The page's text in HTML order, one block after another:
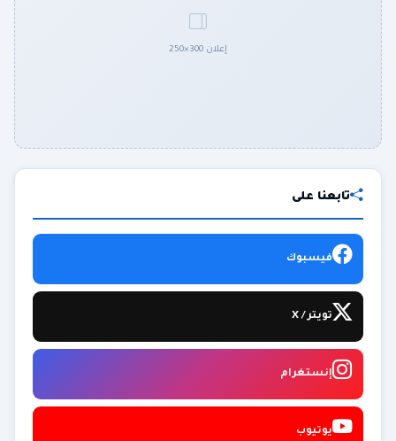
إعلان 300×250
تابعنا على
فيسبوك
تويتر / X
إنستغرام
يوتيوب